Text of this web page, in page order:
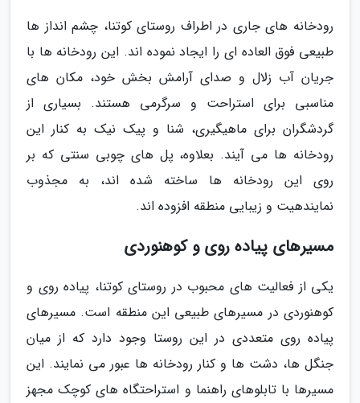
رودخانه های جاری در اطراف روستای کوتنا، چشم انداز ها
طبیعی فوق العاده ای را ایجاد نموده اند. این رودخانه ها با
جریان آب زلال و صدای آرامش بخش خود، مکان های
مناسبی برای استراحت و سرگرمی هستند. بسیاری از
گردشگران برای ماهیگیری، شنا و پیک نیک به کنار این
رودخانه ها می آیند. بعلاوه، پل های چوبی سنتی که بر
روی این رودخانه ها ساخته شده اند، به مجذوب
نمایندهیت و زیبایی منطقه افزوده اند.
مسیرهای پیاده روی و کوهنوردی
یکی از فعالیت های محبوب در روستای کوتنا، پیاده روی و
کوهنوردی در مسیرهای طبیعی این منطقه است. مسیرهای
پیاده روی متعددی در این روستا وجود دارد که از میان
جنگل ها، دشت ها و کنار رودخانه ها عبور می نمایند. این
مسیرها با تابلوهای راهنما و استراحتگاه های کوچک مجهز